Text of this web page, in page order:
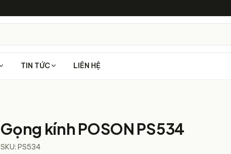
TIN TỨC LIÊN HỆ
Gọng kính POSON PS534
SKU:PS534